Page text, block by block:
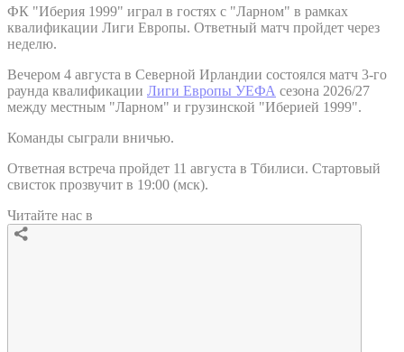
ФК "Иберия 1999" играл в гостях с "Ларном" в рамках
квалификации Лиги Европы. Ответный матч пройдет через
неделю.
Вечером 4 августа в Северной Ирландии состоялся матч 3-го
раунда квалификации Лиги Европы УЕФА сезона 2026/27
между местным "Ларном" и грузинской "Иберией 1999".
Команды сыграли вничью.
Ответная встреча пройдет 11 августа в Тбилиси. Стартовый
свисток прозвучит в 19:00 (мск).
Читайте нас в